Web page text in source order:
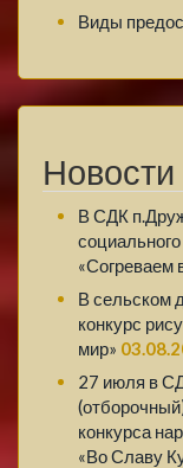
Виды
Новости
В СДК
«Согреваем
В сельском
конкурс
мир»
27 июля в
конкурса
«Во Славу